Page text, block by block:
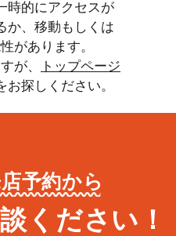
時的にアクセスが
か、移動もしくは
があります。
が、
トップページ
探しください。
予約から
ください！